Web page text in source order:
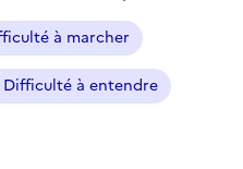
à marcher
Difficulté à entendre